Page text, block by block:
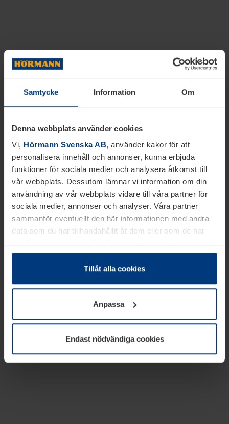
Samtycke Information Om
Denna webbplats använder cookies
Vi, Hörmann Svenska AB, använder kakor för att
personalisera innehåll och annonser, kunna erbjuda
funktioner för sociala medier och analysera åtkomst till
vår webbplats. Dessutom lämnar vi information om din
användning av vår webbplats vidare till våra partner för
sociala medier, annonser och analyser. Våra partner
sammanför eventuellt den här informationen med andra
data som du har tillhandahållit åt dem eller som de har
samlat in inom ramen för din användning av tjänsterna.
Juridiskt kan vi lagra kakor på din enhet, om de är
absolut nödvändiga för driften av den här webbplatsen.
godkännande kan du när som helst ändra eller återkalla i
informationen om kakor underDataskyddsförklaring
vår webbplats.
Tillåt alla cookies
Anpassa
Endast nödvändiga cookies